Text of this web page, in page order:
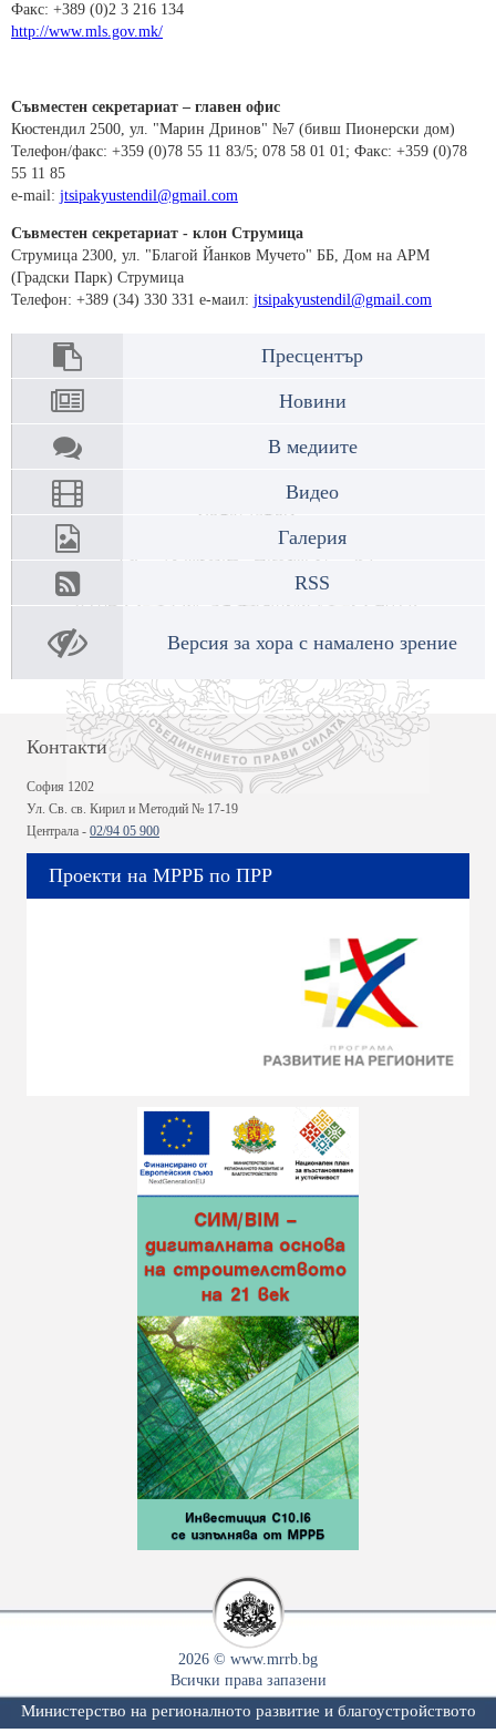
Факс: +389 (0)2 3 216 134
http://www.mls.gov.mk/
Съвместен секретариат – главен офис
Кюстендил 2500, ул. "Марин Дринов" №7 (бивш Пионерски дом)
Телефон/факс: +359 (0)78 55 11 83/5; 078 58 01 01; Факс: +359 (0)78
55 11 85
e-mail: jtsipakyustendil@gmail.com
Съвместен секретариат - клон Струмица
Струмица 2300, ул. "Благой Йанков Мучето" ББ, Дом на АРМ
(Градски Парк) Струмица
Телефон: +389 (34) 330 331 е-маил: jtsipakyustendil@gmail.com
Пресцентър
Новини
В медиите
Видео
Галерия
RSS
Версия за хора с намалено зрение
Контакти
София 1202
Ул. Св. св. Кирил и Методий № 17-19
Централа - 02/94 05 900
Проекти на МРРБ по ПРР
2026 © www.mrrb.bg
Всички права запазени
Министерство на регионалното развитие и благоустройството